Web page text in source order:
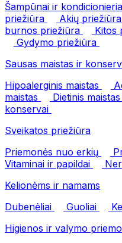
Šampūnai ir
priežiūra
Akių priežiūra
burnos priežiūra
Kitos
Gydymo priežiūra
Sausas maistas ir
Hipoalerginis maistas
maistas
Dietinis maistas
konservai
Sveikatos priežiūra
Priemonės nuo erkių
Vitaminai ir papildai
Kelionėms ir namams
Dubenėliai
Guoliai
Higienos ir valymo